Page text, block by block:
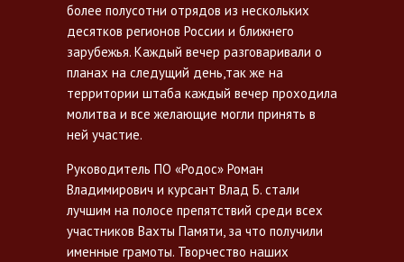
более полусотни отрядов из нескольких
десятков регионов России и ближнего
зарубежья. Каждый вечер разговаривали о
планах на следущий день,так же на
территории штаба каждый вечер проходила
молитва и все желающие могли принять в
ней участие.
Руководитель ПО «Родос» Роман
Владимирович и курсант Влад Б. стали
лучшим на полосе препятствий среди всех
участников Вахты Памяти, за что получили
именные грамоты. Творчество наших